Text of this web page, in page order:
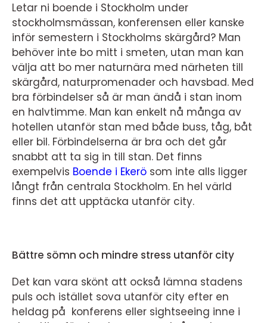
Letar ni boende i Stockholm under
stockholmsmässan, konferensen eller kanske
inför semestern i Stockholms skärgård? Man
behöver inte bo mitt i smeten, utan man kan
välja att bo mer naturnära med närheten till
skärgård, naturpromenader och havsbad. Med
bra förbindelser så är man ändå i stan inom
en halvtimme. Man kan enkelt nå många av
hotellen utanför stan med både buss, tåg, båt
eller bil. Förbindelserna är bra och det går
snabbt att ta sig in till stan. Det finns
exempelvis Boende i Ekerö som inte alls ligger
långt från centrala Stockholm. En hel värld
finns det att upptäcka utanför city.
Bättre sömn och mindre stress utanför city
Det kan vara skönt att också lämna stadens
puls och istället sova utanför city efter en
heldag på konferens eller sightseeing inne i